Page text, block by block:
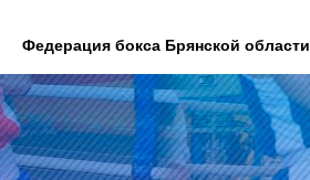
Федерация бокса Брянской области